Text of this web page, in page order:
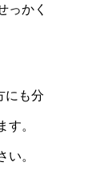
っかく
にも分
。
。